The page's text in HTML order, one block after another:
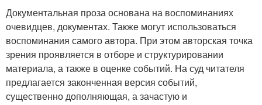
Документальная проза основана на воспоминаниях
очевидцев, документах. Также могут использоваться
воспоминания самого автора. При этом авторская точка
зрения проявляется в отборе и структурировании
материала, а также в оценке событий. На суд читателя
предлагается законченная версия событий,
существенно дополняющая, а зачастую и